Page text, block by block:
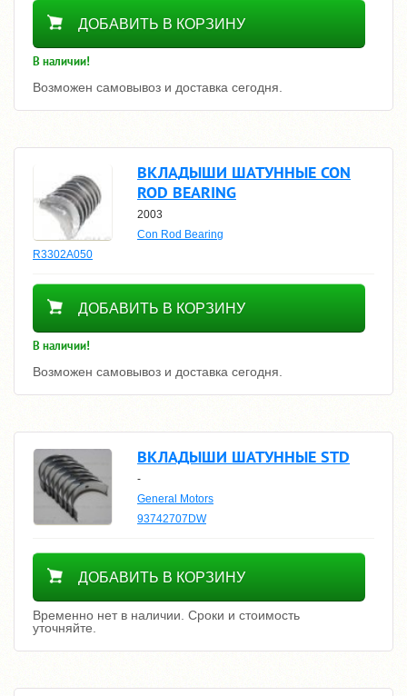
3370
ДОБАВИТЬ В КОРЗИНУ
В наличии!
Возможен самовывоз и доставка сегодня.
ВКЛАДЫШИ ШАТУННЫЕ CON
ROD BEARING
2003
Con Rod Bearing
R3302A050
960
ДОБАВИТЬ В КОРЗИНУ
В наличии!
Возможен самовывоз и доставка сегодня.
ВКЛАДЫШИ ШАТУННЫЕ STD
-
General Motors
93742707DW
Уточнить цену
ДОБАВИТЬ В КОРЗИНУ
Временно нет в наличии. Сроки и стоимость
уточняйте.